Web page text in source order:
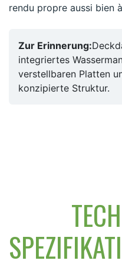
rendu propre aussi bien
Zur Erinnerung:
integriertes
verstellbaren Platten
konzipierte Struktur.